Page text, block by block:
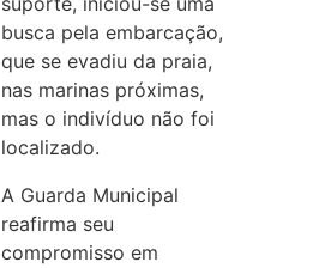
busca pela embarcação,
que se evadiu da praia,
nas marinas próximas,
mas o indivíduo não foi
localizado.
A Guarda Municipal
reafirma seu
compromisso em